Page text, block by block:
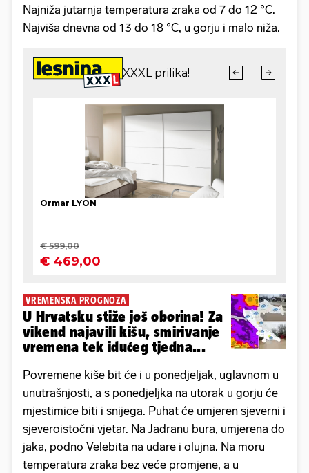
Najniža jutarnja temperatura zraka od 7 do 12 °C.
Najviša dnevna od 13 do 18 °C, u gorju i malo niža.
VREMENSKA PROGNOZA
U Hrvatsku stiže još oborina! Za
vikend najavili kišu, smirivanje
vremena tek idućeg tjedna...
Povremene kiše bit će i u ponedjeljak, uglavnom u
unutrašnjosti, a s ponedjeljka na utorak u gorju će
mjestimice biti i snijega. Puhat će umjeren sjeverni i
sjeveroistočni vjetar. Na Jadranu bura, umjerena do
jaka, podno Velebita na udare i olujna. Na moru
temperatura zraka bez veće promjene, a u